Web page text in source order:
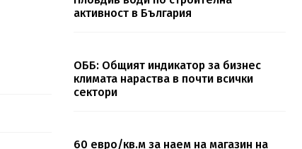
активност в България
ОББ: Общият индикатор за бизнес
климата нараства в почти всички
сектори
60 евро/кв.м за наем на магазин на